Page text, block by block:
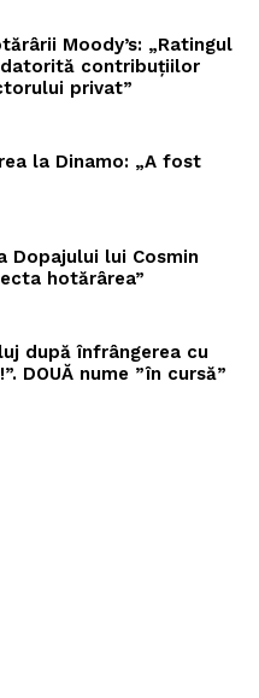
Moody’s: „Ratingul
datorită contribuțiilor
privat”
la Dinamo: „A fost
Dopajului lui Cosmin
hotărârea”
după înfrângerea cu
DOUĂ nume ”în cursă”